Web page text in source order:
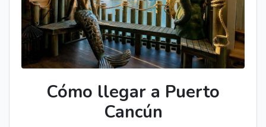
Cómo llegar a Puerto
Cancún